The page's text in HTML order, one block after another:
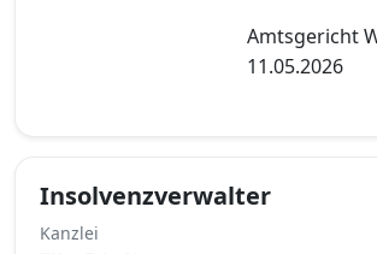
Amtsgericht
11.05.2026
Insolvenzverwalter
Kanzlei